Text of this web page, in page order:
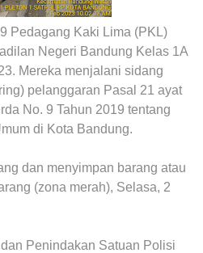
Pedagang Kaki Lima (PKL)
Negeri Bandung Kelas 1A
Mereka menjalani sidang
pelanggaran Pasal 21 ayat
No. 9 Tahun 2019 tentang
di Kota Bandung.
dan menyimpan barang atau
(zona merah), Selasa, 2
Penindakan Satuan Polisi